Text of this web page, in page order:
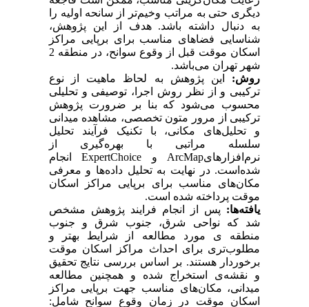
دیگری حتی به مراتب وخیمتر از سانحه اولیه را
به دنبال داشته باشد. هدف از این پژوهش،
شناسایی فضاهای مناسب برای برپایی مراکز
اسکان موقت قبل از وقوع سوانح، در منطقه‌ 2
شهر تهران می‌باشد.
روش: این پژوهش به لحاظ ماهیت از نوع
ترکیبی و از نظر روش اجرا، توصیفی و تحلیلی
محسوب می‌شود که بنا بر ضرورت پژوهش
ترکیبی از مرور متون تخصصی، مشاهده میدانی
و تحلیل‌های مکانی، با تکنیک فرآیند تحلیل
سلسله مراتبی با بهره‌گیری از
نرم‌افزار‌هایArcMap و ExpertChoiceانجام
شده‌است. در نهایت به تحلیل داده‌ها و معرفی
مکان‌های مناسب برای برپایی مراکز اسکان
موقت پرداخته شده است.
یافته‌ها: پس از انجام فرایند پژوهش مشخص
شد که نواحی شرق، جنوب شرق و جنوب
منطقه ی مورد مطالعه از شرایط بهتر و
مطلوب‌تری برای احداث مراکز اسکان موقت
برخوردار هستند. بر اساس بررسی نتایج تحقیق
و نقشه‌ی استخراج شده و همچنین مطالعه
میدانی، مکان‌های مناسب جهت برپایی مراکز
اسکان موقت در زمان وقوع سوانح شامل: